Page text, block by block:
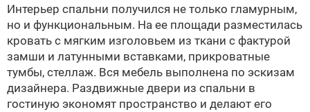
Интерьер спальни получился не только гламурным,
но и функциональным. На ее площади разместилась
кровать с мягким изголовьем из ткани с фактурой
замши и латунными вставками, прикроватные
тумбы, стеллаж. Вся мебель выполнена по эскизам
дизайнера. Раздвижные двери из спальни в
гостиную экономят пространство и делают его